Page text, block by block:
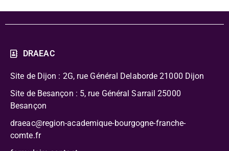
DRAEAC
Site de Dijon : 2G, rue Général Delaborde 21000 Dijon
Site de Besançon : 5, rue Général Sarrail 25000
Besançon
draeac@region-academique-bourgogne-franche-
comte.fr